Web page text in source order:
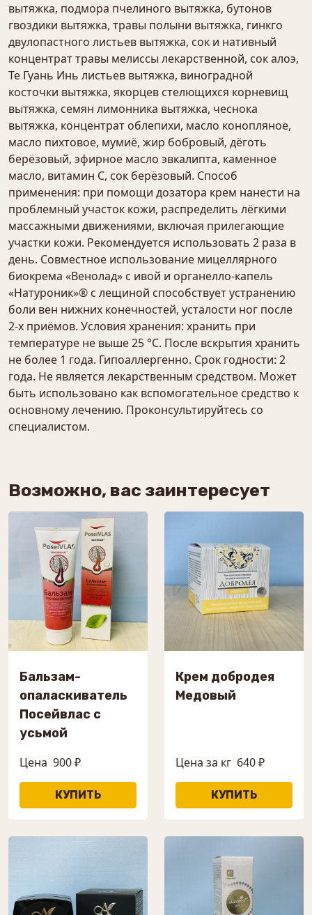
вытяжка, подмора пчелиного вытяжка, бутонов
гвоздики вытяжка, травы полыни вытяжка, гинкго
двулопастного листьев вытяжка, сок и нативный
концентрат травы мелиссы лекарственной, сок алоэ,
Те Гуань Инь листьев вытяжка, виноградной
косточки вытяжка, якорцев стелющихся корневищ
вытяжка, семян лимонника вытяжка, чеснока
вытяжка, концентрат облепихи, масло конопляное,
масло пихтовое, мумиё, жир бобровый, дёготь
берёзовый, эфирное масло эвкалипта, каменное
масло, витамин С, сок берёзовый. Способ
применения: при помощи дозатора крем нанести на
проблемный участок кожи, распределить лёгкими
массажными движениями, включая прилегающие
участки кожи. Рекомендуется использовать 2 раза в
день. Совместное использование мицеллярного
биокрема «Венолад» с ивой и органелло-капель
«Натуроник»® с лещиной способствует устранению
боли вен нижних конечностей, усталости ног после
2-х приёмов. Условия хранения: хранить при
температуре не выше 25 °С. После вскрытия хранить
не более 1 года. Гипоаллергенно. Срок годности: 2
года. Не является лекарственным средством. Может
быть использовано как вспомогательное средство к
основному лечению. Проконсультируйтесь со
специалистом.
Возможно, вас заинтересует
Бальзам-
опаласкиватель
Посейвлас с
усьмой
Цена 900 ₽
Крем добродея
Медовый
Цена за кг 640 ₽